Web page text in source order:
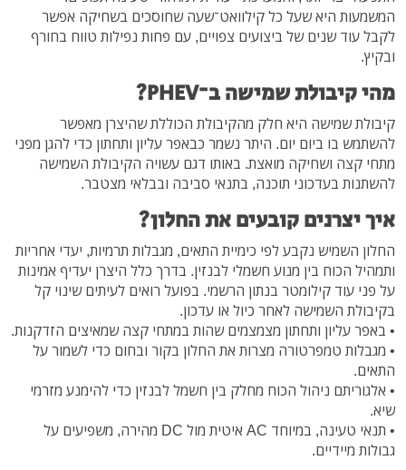
המשמעות היא שעל כל קילוואט־שעה שחוסכים בשחיקה אפשר
לקבל עוד שנים של ביצועים צפויים, עם פחות נפילות טווח בחורף
ובקיץ.
מהי קיבולת שמישה ב־PHEV?
קיבולת שמישה היא חלק מהקיבולת הכוללת שהיצרן מאפשר
להשתמש בו ביום יום. היתר נשמר כבאפר עליון ותחתון כדי להגן מפני
מתחי קצה ושחיקה מואצת. באותו דגם עשויה הקיבולת השמישה
להשתנות בעדכוני תוכנה, בתנאי סביבה ובבלאי מצטבר.
איך יצרנים קובעים את החלון?
החלון השמיש נקבע לפי כימיית התאים, מגבלות תרמיות, יעדי אחריות
ותמהיל הכוח בין מנוע חשמלי לבנזין. בדרך כלל היצרן יעדיף אמינות
על פני עוד קילומטר בנתון הרשמי. בפועל רואים לעיתים שינוי קל
בקיבולת השמישה לאחר כיול או עדכון.
• באפר עליון ותחתון מצמצמים שהות במתחי קצה שמאיצים הזדקנות.
• מגבלות טמפרטורה מצרות את החלון בקור ובחום כדי לשמור על
התאים.
• אלגוריתם ניהול הכוח מחלק בין חשמל לבנזין כדי להימנע מזרמי
שיא.
• תנאי טעינה, במיוחד AC איטית מול DC מהירה, משפיעים על
גבולות מיידיים.